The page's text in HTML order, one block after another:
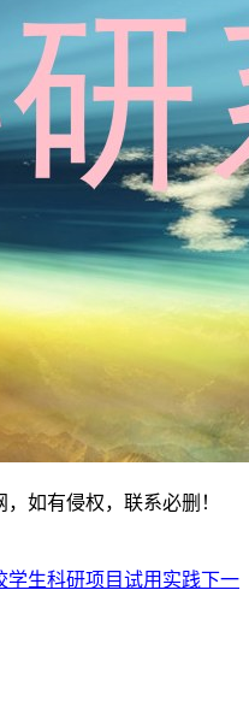
如有侵权，联系必删！
学生科研项目试用实践下一